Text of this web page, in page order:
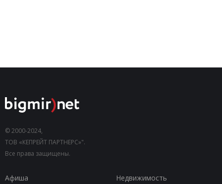
© 2000-2024,
ТОВ «КЕПРЕЙТ ПАРТНЕРС»".
Все права защищены.
Афиша
Недвижимость